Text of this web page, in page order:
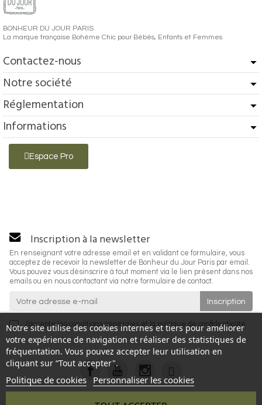
BONHEUR DU JOUR PARIS
La marque française Bohème Chic pour Bébés, Enfants et Femmes
Contactez-nous
Notre société
Réglementation
Informations
Espace Pro
Notre site utilise des cookies internes et tiers pour améliorer
votre expérience de navigation et réaliser des statistiques de
fréquentation. Vous pouvez accepter leur utilisation en
cliquant sur “Tout accepter".
Politique de cookies Personnaliser les cookies
Inscription à la newsletter
En renseignant votre adresse email et en validant ce formulaire, vous
acceptez de recevoir la newsletter de Bonheur du Jour Paris par email.
Vous pouvez vous désinscrire à tout moment via le lien présent dans nos
emails ou en nous contactant via notre formulaire de contact.
J'accepte les conditions générales et la politique de confidentialité.